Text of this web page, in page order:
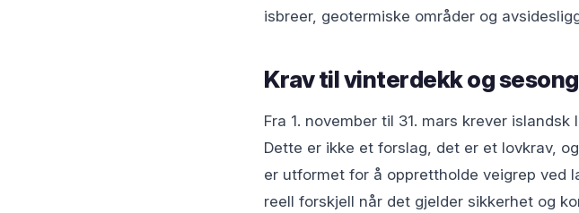
isbreer, geotermiske områder og
Krav til vinterdekk og
Fra 1. november til 31. mars krever
Dette er ikke et forslag, det er et lovkrav,
er utformet for å opprettholde veigrep ved
reell forskjell når det gjelder sikkerhet og